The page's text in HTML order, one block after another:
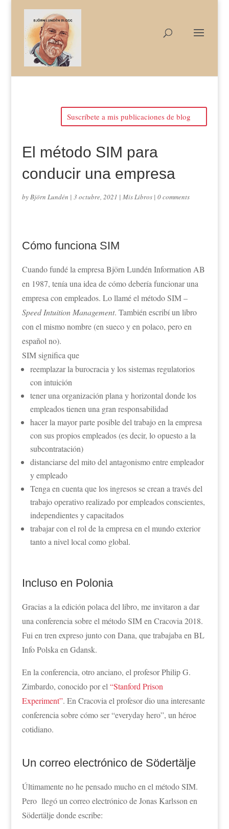
Suscríbete a mis publicaciones de blog
El método SIM para
conducir una empresa
byBjörn Lundén | 3 octubre, 2021 | Mis Libros| 0 comments
Cómo funciona SIM
Cuando fundé la empresa Björn Lundén Information AB
en 1987, tenía una idea de cómo debería funcionar una
empresa con empleados. Lo llamé el método SIM –
Speed ​​Intuition Management. También escribí un libro
con el mismo nombre (en sueco y en polaco, pero en
español no).
SIM significa que
reemplazar la burocracia y los sistemas regulatorios
con intuición
tener una organización plana y horizontal donde los
empleados tienen una gran responsabilidad
hacer la mayor parte posible del trabajo en la empresa
con sus propios empleados (es decir, lo opuesto a la
subcontratación)
distanciarse del mito del antagonismo entre empleador
y empleado
Tenga en cuenta que los ingresos se crean a través del
trabajo operativo realizado por empleados conscientes,
independientes y capacitados
trabajar con el rol de la empresa en el mundo exterior
tanto a nivel local como global.
Incluso en Polonia
Gracias a la edición polaca del libro, me invitaron a dar
una conferencia sobre el método SIM en Cracovia 2018.
Fui en tren expreso junto con Dana, que trabajaba en BL
Info Polska en Gdansk.
En la conferencia, otro anciano, el profesor Philip G.
Zimbardo, conocido por el “Stanford Prison
Experiment”. En Cracovia el profesor dio una interesante
conferencia sobre cómo ser “everyday hero”, un héroe
cotidiano.
Un correo electrónico de Södertälje
Últimamente no he pensado mucho en el método SIM.
Pero llegó un correo electrónico de Jonas Karlsson en
Södertälje donde escribe: